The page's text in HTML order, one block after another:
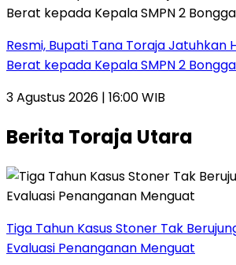
Resmi, Bupati Tana Toraja Jatuhkan
Berat kepada Kepala SMPN 2
3 Agustus 2026 | 16:00 WIB
Berita Toraja Utara
Tiga Tahun Kasus Stoner Tak
Evaluasi Penanganan Menguat